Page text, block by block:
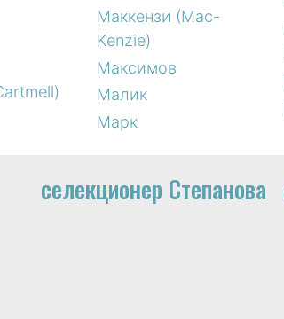
Маккензи (Mac-
Kenzie)
Максимов
Малик
Марк
селекционер Степанова